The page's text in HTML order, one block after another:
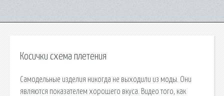
Косички схема плетения
Самодельные изделия никогда не выходили из моды. Они
являются показателем хорошего вкуса. Видео того, как